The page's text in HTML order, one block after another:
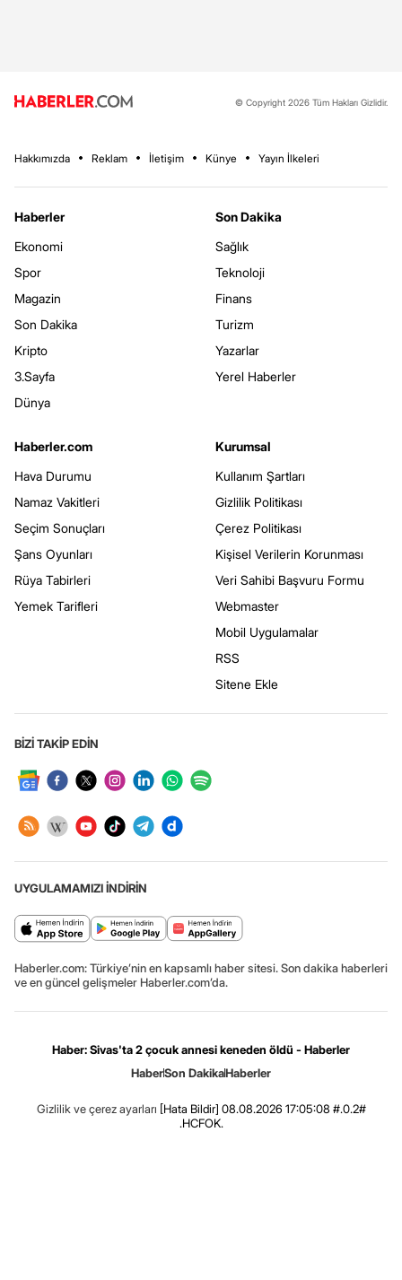
© Copyright 2026 Tüm Hakları Gizlidir.
Hakkımızda Reklam İletişim Künye Yayın İlkeleri
Haberler
Ekonomi
Spor
Magazin
Son Dakika
Kripto
3.Sayfa
Dünya
Son Dakika
Sağlık
Teknoloji
Finans
Turizm
Yazarlar
Yerel Haberler
Haberler.com
Hava Durumu
Namaz Vakitleri
Seçim Sonuçları
Şans Oyunları
Rüya Tabirleri
Yemek Tarifleri
Kurumsal
Kullanım Şartları
Gizlilik Politikası
Çerez Politikası
Kişisel Verilerin Korunması
Veri Sahibi Başvuru Formu
Webmaster
Mobil Uygulamalar
RSS
Sitene Ekle
BİZİ TAKİP EDİN
UYGULAMAMIZI İNDİRİN
Haberler.com: Türkiye’nin en kapsamlı haber sitesi. Son dakika haberleri
ve en güncel gelişmeler Haberler.com’da.
Haber: Sivas'ta 2 çocuk annesi keneden öldü - Haberler
HaberSon DakikaHaberler
Gizlilik ve çerez ayarları [Hata Bildir] 08.08.2026 17:05:08 #.0.2#
.HCFOK.